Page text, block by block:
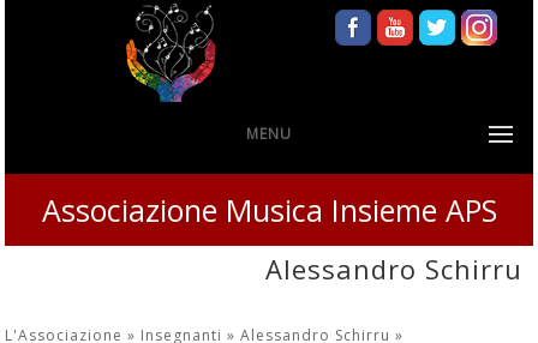
MENU
Associazione Musica Insieme APS
Alessandro Schirru
L'Associazione » Insegnanti »Alessandro Schirru»